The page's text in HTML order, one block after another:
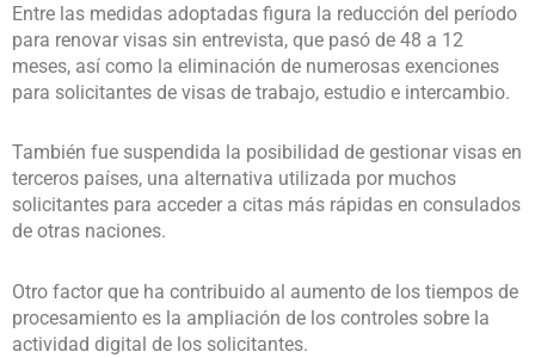
Entre las medidas adoptadas figura la reducción del período
para renovar visas sin entrevista, que pasó de 48 a 12
meses, así como la eliminación de numerosas exenciones
para solicitantes de visas de trabajo, estudio e intercambio.
También fue suspendida la posibilidad de gestionar visas en
terceros países, una alternativa utilizada por muchos
solicitantes para acceder a citas más rápidas en consulados
de otras naciones.
Otro factor que ha contribuido al aumento de los tiempos de
procesamiento es la ampliación de los controles sobre la
actividad digital de los solicitantes.